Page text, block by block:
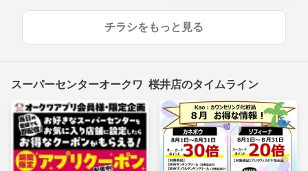
チラシをもっと見る
スーパーセンターオークワ 桜井店のタイムライン